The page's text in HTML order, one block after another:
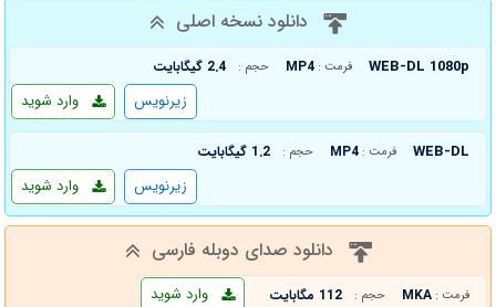
دانلود نسخه اصلی
WEB-DL 1080p فرمت : MP4 حجم : 2.4 گیگابایت
وارد شوید زیرنویس
WEB-DL فرمت : MP4 حجم : 1.2 گیگابایت
وارد شوید زیرنویس
دانلود صدای دوبله فارسی
فرمت : MKA حجم : 112 مگابایت وارد شوید